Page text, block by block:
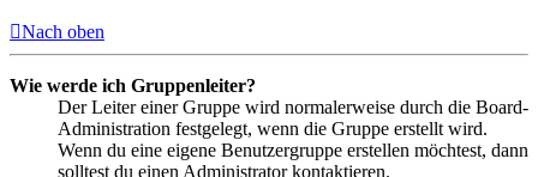
Nach oben
Wie werde ich Gruppenleiter?
Der Leiter einer Gruppe wird normalerweise durch die Board-
Administration festgelegt, wenn die Gruppe erstellt wird.
Wenn du eine eigene Benutzergruppe erstellen möchtest, dann
solltest du einen Administrator kontaktieren.